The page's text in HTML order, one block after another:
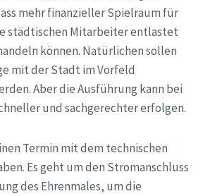
mehr finanzieller Spielraum für
städtischen Mitarbeiter entlastet
können. Natürlichen sollen
mit der Stadt im Vorfeld
Aber die Ausführung kann bei
und sachgerechter erfolgen.
Termin mit dem technischen
Es geht um den Stromanschluss
des Ehrenmales, um die